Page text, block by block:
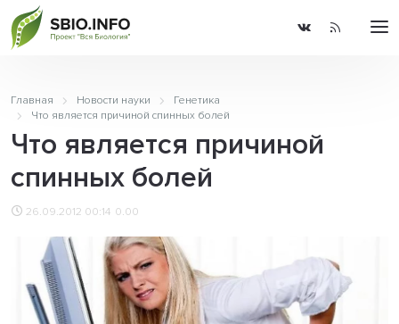
Главная Новости науки
Генетика
Что является причиной спинных болей
Что является причиной
спинных болей
26.09.2012 00:14 0.00